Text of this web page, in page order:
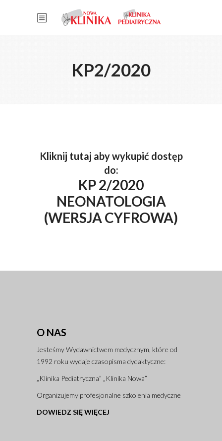
KP2/2020
Kliknij tutaj aby wykupić dostęp
do:
KP 2/2020
NEONATOLOGIA
(WERSJA CYFROWA)
O NAS
Jesteśmy Wydawnictwem medycznym, które od
1992 roku wydaje czasopisma dydaktyczne:
„Klinika Pediatryczna” „Klinika Nowa”
Organizujemy profesjonalne szkolenia medyczne
DOWIEDZ SIĘ WIĘCEJ